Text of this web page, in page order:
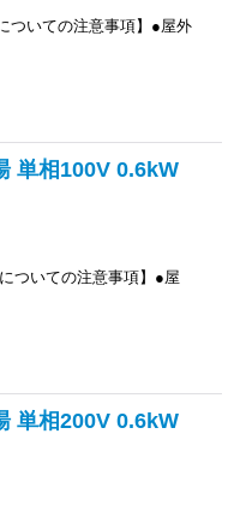
ついての注意事項】●屋外
単相100V 0.6kW
ついての注意事項】●屋
単相200V 0.6kW